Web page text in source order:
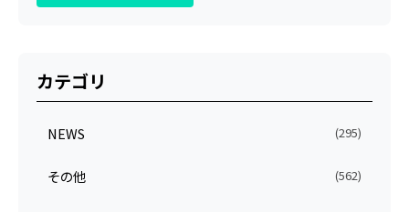
カテゴリ
NEWS (295)
その他 (562)